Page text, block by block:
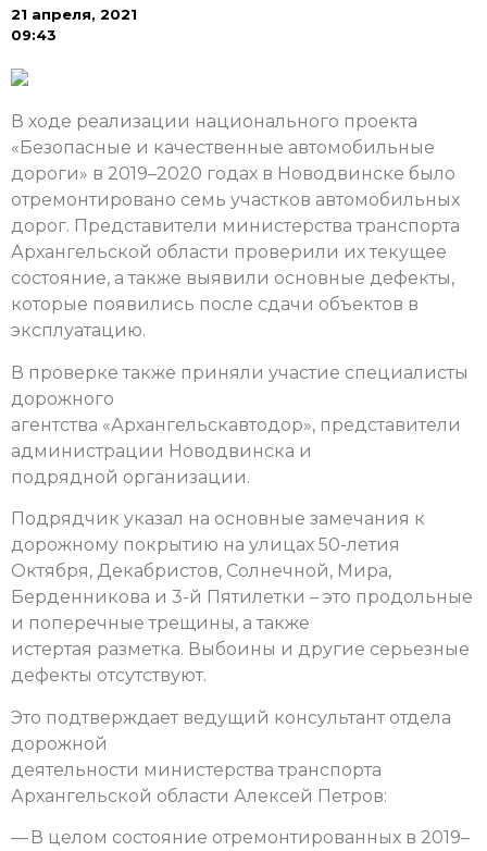
21 апреля, 2021
09:43
В ходе реализации национального проекта
«Безопасные и качественные автомобильные
дороги» в 2019–2020 годах в Новодвинске было
отремонтировано семь участков автомобильных
дорог. Представители министерства транспорта
Архангельской области проверили их текущее
состояние, а также выявили основные дефекты,
которые появились после сдачи объектов в
эксплуатацию.
В проверке также приняли участие специалисты
дорожного
агентства «Архангельскавтодор», представители
администрации Новодвинска и
подрядной организации.
Подрядчик указал на основные замечания к
дорожному покрытию на улицах 50-летия
Октября, Декабристов, Солнечной, Мира,
Берденникова и 3-й Пятилетки – это продольные
и поперечные трещины, а также
истертая разметка. Выбоины и другие серьезные
дефекты отсутствуют.
Это подтверждает ведущий консультант отдела
дорожной
деятельности министерства транспорта
Архангельской области Алексей Петров:
— В целом состояние отремонтированных в 2019–